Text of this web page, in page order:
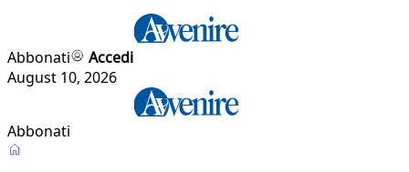
Abbonati
Accedi
August 10, 2026
Abbonati